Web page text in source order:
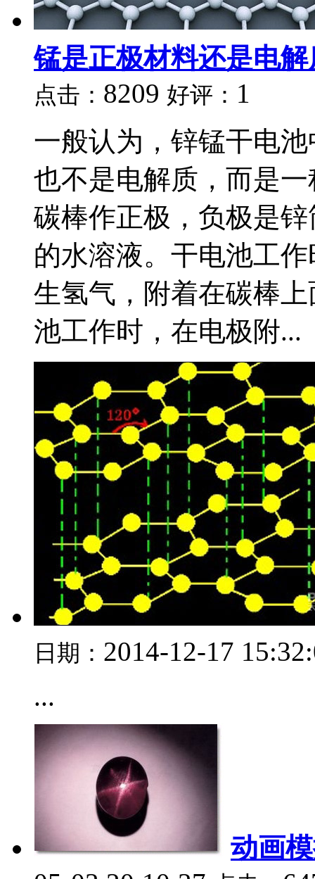
锰是正极材料还是电解
点击： 8209 好评： 1
一般认为，锌锰干电
也不是电解质，而是
碳棒作正极，负极是
的水溶液。干电池工
生氢气，附着在碳棒
池工作时，在电极附...
日期： 2014-12-17
...
动画